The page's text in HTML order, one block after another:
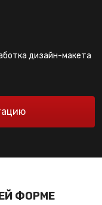
дизайн-макета
ФОРМЕ